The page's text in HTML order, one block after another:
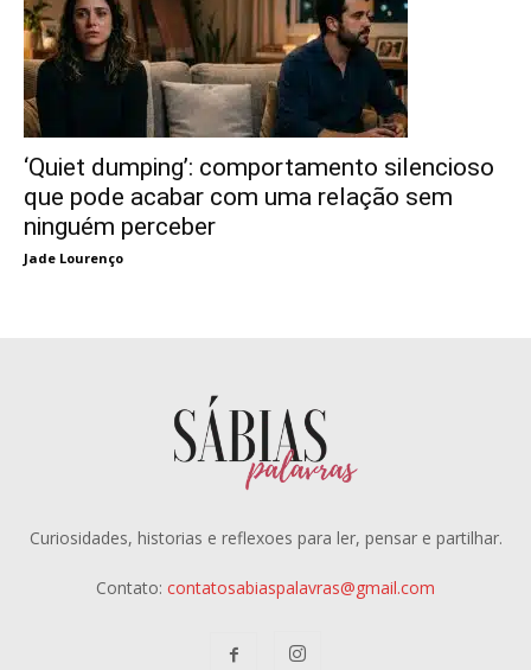
‘Quiet dumping’: comportamento silencioso
que pode acabar com uma relação sem
ninguém perceber
Jade Lourenço
Curiosidades, historias e reflexoes para ler, pensar e partilhar.
Contato: contatosabiaspalavras@gmail.com